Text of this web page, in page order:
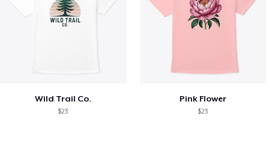
Wild Trail Co.
$23
Pink Flower
$23